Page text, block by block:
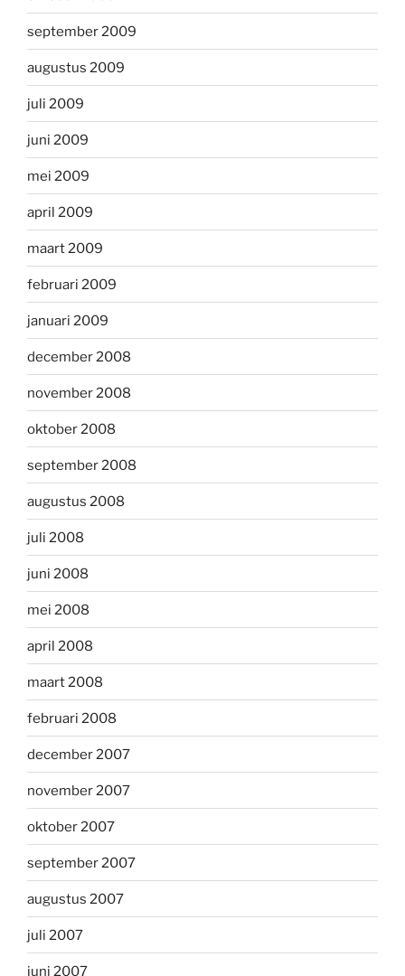
september 2009
augustus 2009
juli 2009
juni 2009
mei 2009
april 2009
maart 2009
februari 2009
januari 2009
december 2008
november 2008
oktober 2008
september 2008
augustus 2008
juli 2008
juni 2008
mei 2008
april 2008
maart 2008
februari 2008
december 2007
november 2007
oktober 2007
september 2007
augustus 2007
juli 2007
juni 2007